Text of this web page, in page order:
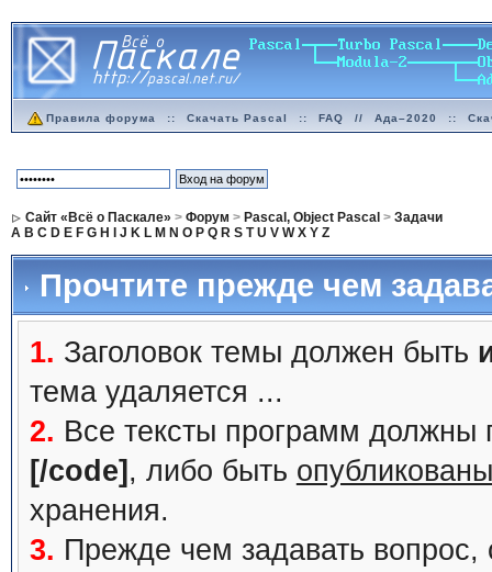
Правила форума :: Скачать Pascal :: FAQ // Ада–2020 ::
Сайт «Всё о Паскале» > Форум > Pascal, Object Pascal > Задачи
A B C D E F G H J K L M N O P Q R S T U V W X Y Z
Прочтите прежде чем
1. Заголовок темы должен быть
тема удаляется ...
2. Все тексты программ должны
[/code] , либо быть
хранения.
3. Прежде чем задавать вопрос,